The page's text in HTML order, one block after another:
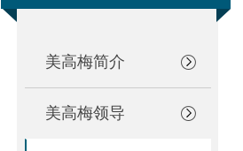
美高梅简介
美高梅领导